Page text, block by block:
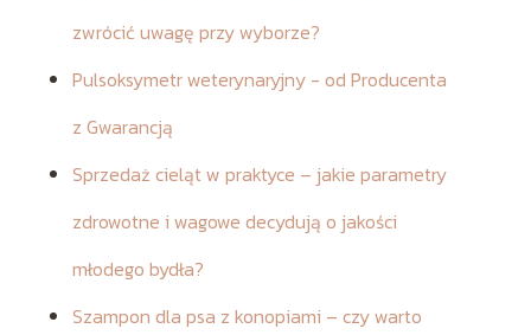
zwrócić uwagę przy wyborze?
Pulsoksymetr weterynaryjny - od Producenta
z Gwarancją
Sprzedaż cieląt w praktyce – jakie parametry
zdrowotne i wagowe decydują o jakości
młodego bydła?
Szampon dla psa z konopiami – czy warto